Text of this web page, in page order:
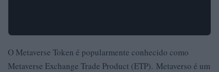
O Metaverse Token é popularmente conhecido como
Metaverse Exchange Trade Product (ETP). Metaverso é um